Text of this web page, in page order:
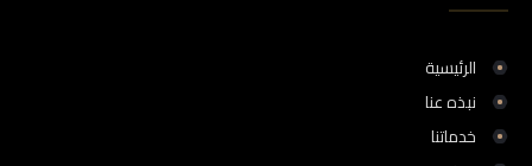
الرئيسية
نبذه عنا
خدماتنا